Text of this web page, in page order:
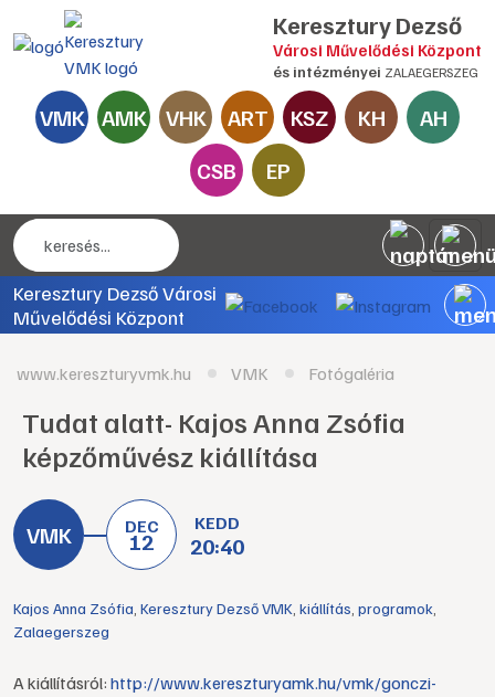
Keresztury Dezső
Városi Művelődési Központ
és intézményei ZALAEGERSZEG
VMK AMK VHK ART KSZ KH
AH
CSB
EP
Keresztury Dezső Városi
Művelődési Központ
www.kereszturyvmk.hu VMK Fotógaléria
Tudat alatt- Kajos Anna Zsófia
képzőművész kiállítása
DEC
12
KEDD
20:40
Kajos Anna Zsófia Keresztury Dezső VMK kiállítás programok
Zalaegerszeg
A kiállításról: http://www.kereszturyamk.hu/vmk/gonczi-